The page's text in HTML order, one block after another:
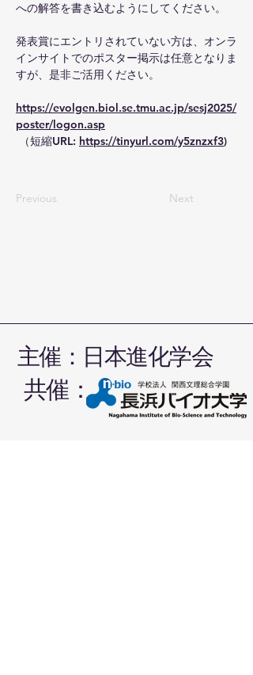
への解答を書き込むようにしてください。
発表賞にエントリされていない方は、オンラ
インサイトでのポスター掲示は任意となりま
すが、是非ご活用ください。
https://evolgen.biol.se.tmu.ac.jp/sesj2025/
poster/logon.asp
（短縮URL: https://tinyurl.com/y5znzxf3)
Previous Next
主催：日本進化学会
​共催：